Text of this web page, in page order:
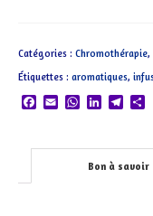
Identité
Catégories : Chromothérapie,
Étiquettes : aromatiques,
Facebook
EmailWhatsApp
LinkedIn
Bon à savoir